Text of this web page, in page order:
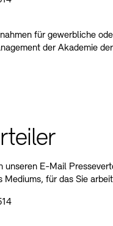
für gewerbliche
der Akademie
unseren E-Mail
Mediums, für das Sie